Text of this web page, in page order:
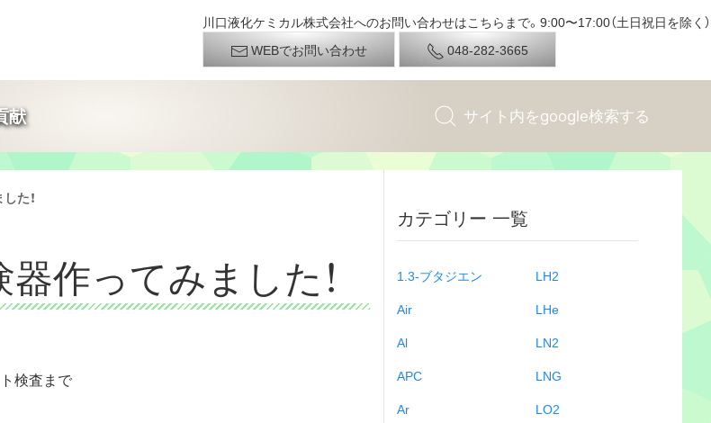
川口液化ケミカル株式会社へのお問い合わせはこちらまで。9:00〜17:00（土日祝日を除く）
WEBでお問い合わせ
048-282-3665
献
た！
作ってみました！
検査まで
カテゴリー 一覧
1.3-ブタジエン
Air
Al
APC
Ar
LH2
LHe
LN2
LNG
LO2